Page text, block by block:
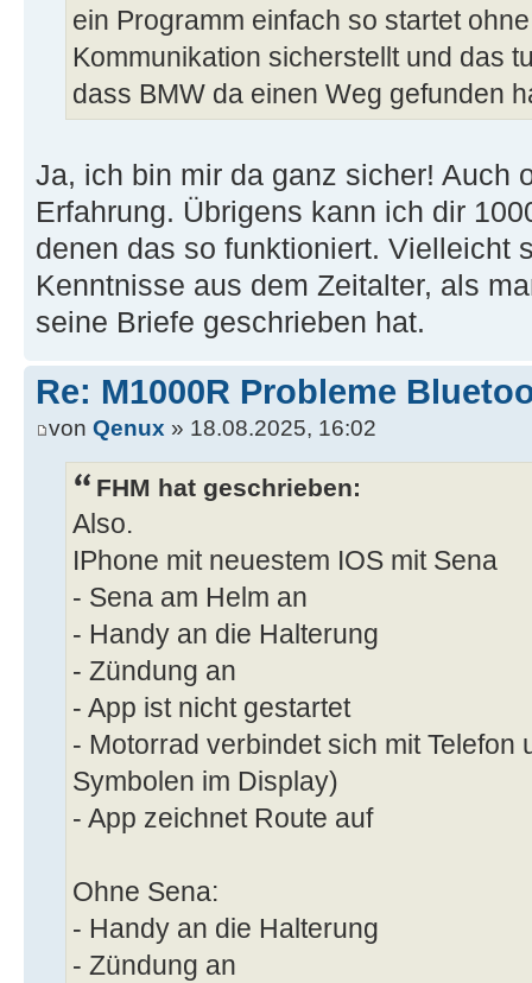
ein Programm einfach so startet
Kommunikation sicherstellt und das
dass BMW da einen Weg gefunden
Ja, ich bin mir da ganz sicher! Auch
Erfahrung. Übrigens kann ich dir
denen das so funktioniert. Vielleicht
Kenntnisse aus dem Zeitalter, als
seine Briefe geschrieben hat.
Re: M1000R Probleme
von Qenux » 18.08.2025, 16:02
FHM hat geschrieben:
Also.
IPhone mit neuestem IOS mit Sena
- Sena am Helm an
- Handy an die Halterung
- Zündung an
- App ist nicht gestartet
- Motorrad verbindet sich mit Telefon
Symbolen im Display)
- App zeichnet Route auf
Ohne Sena:
- Handy an die Halterung
- Zündung an